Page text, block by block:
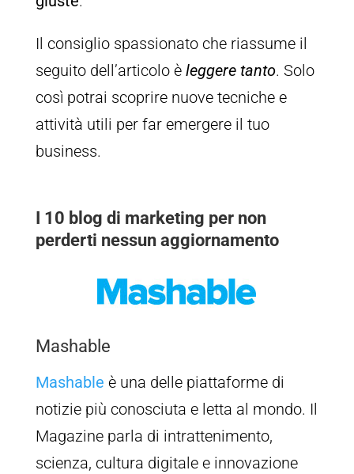
Il consiglio spassionato che riassume il
seguito dell’articolo è leggere tanto. Solo
così potrai scoprire nuove tecniche e
attività utili per far emergere il tuo
business.
I 10 blog di marketing per non
perderti nessun aggiornamento
Mashable
Mashable è una delle piattaforme di
notizie più conosciuta e letta al mondo. Il
Magazine parla di intrattenimento,
scienza, cultura digitale e innovazione